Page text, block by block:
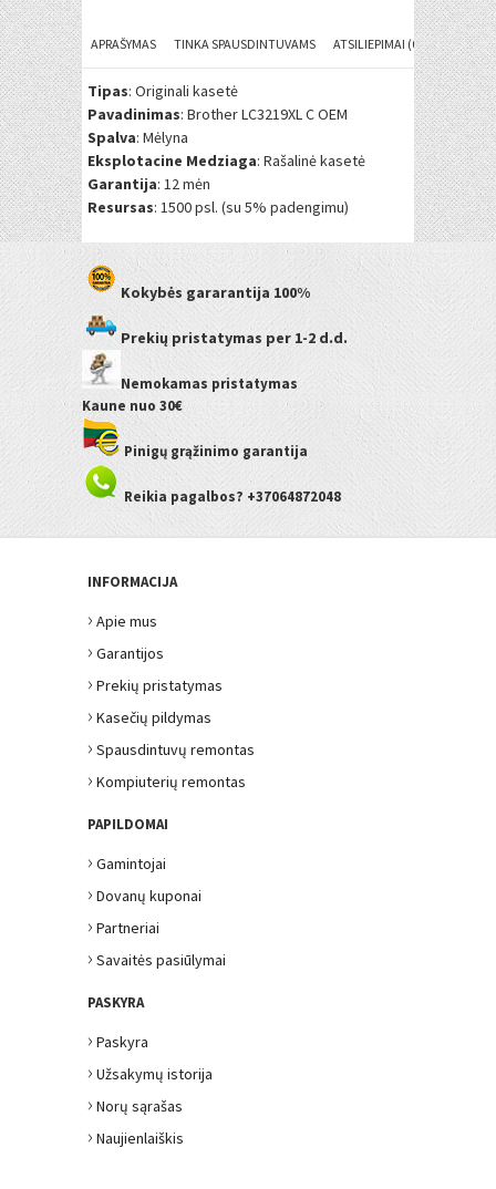
APRAŠYMAS TINKA SPAUSDINTUVAMS ATSILIEPIMAI (0)
Tipas: Originali kasetė
Pavadinimas: Brother LC3219XL C OEM
Spalva: Mėlyna
Eksplotacine Medziaga: Rašalinė kasetė
Garantija: 12 mėn
Resursas: 1500 psl. (su 5% padengimu)
Kokybės gararantija 100%
Prekių pristatymas per 1-2 d.d.
Nemokamas pristatymas
Kaune nuo 30€
Pinigų grąžinimo garantija
Reikia pagalbos? +37064872048
INFORMACIJA
› Apie mus
› Garantijos
› Prekių pristatymas
› Kasečių pildymas
› Spausdintuvų remontas
› Kompiuterių remontas
PAPILDOMAI
› Gamintojai
› Dovanų kuponai
› Partneriai
› Savaitės pasiūlymai
PASKYRA
› Paskyra
› Užsakymų istorija
› Norų sąrašas
› Naujienlaiškis